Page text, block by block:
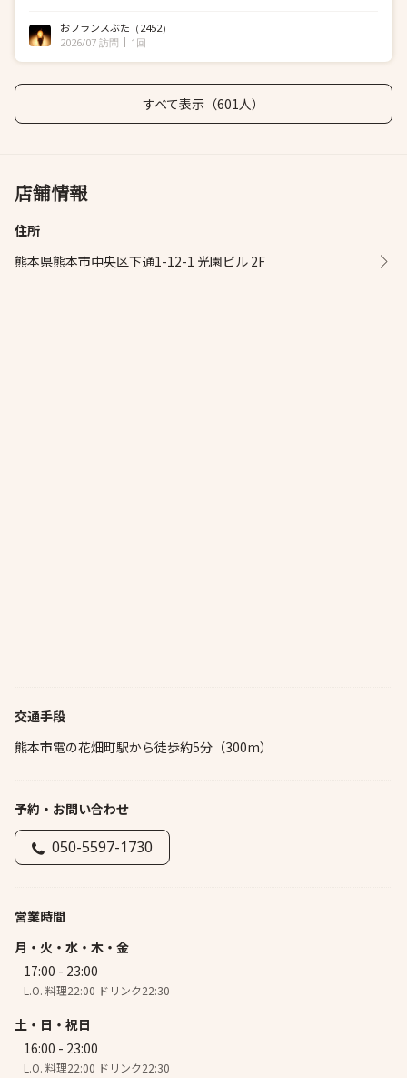
おフランスぶた （2452）
2026/07 訪問
1回
すべて表示（601人）
店舗情報
住所
熊本県熊本市中央区下通1-12-1 光園ビル 2F
交通手段
熊本市電の花畑町駅から徒歩約5分（300m）
予約・お問い合わせ
050-5597-1730
営業時間
月・火・水・木・金
17:00 - 23:00
L.O. 料理22:00 ドリンク22:30
土・日・祝日
16:00 - 23:00
L.O. 料理22:00 ドリンク22:30